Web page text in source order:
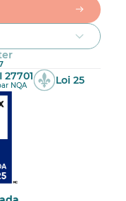
27701
NQA Loi 25